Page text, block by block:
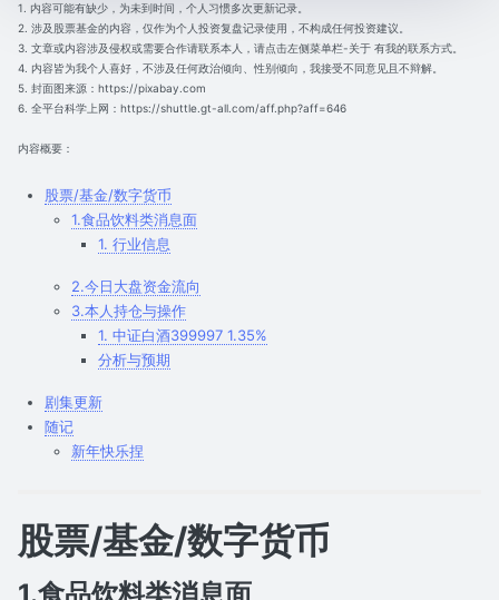
1. 内容可能有缺少，为未到时间，个人习惯多次更新记录。
2. 涉及股票基金的内容，仅作为个人投资复盘记录使用，不构成任何投资建议。
3. 文章或内容涉及侵权或需要合作请联系本人，请点击左侧菜单栏-关于 有我的联系方式。
4. 内容皆为我个人喜好，不涉及任何政治倾向、性别倾向，我接受不同意见且不辩解。
5. 封面图来源：https://pixabay.com
6. 全平台科学上网：https://shuttle.gt-all.com/aff.php?aff=646
内容概要：
股票/基金/数字货币
1.食品饮料类消息面
1. 行业信息
2.今日大盘资金流向
3.本人持仓与操作
1. 中证白酒399997 1.35%
分析与预期
剧集更新
随记
新年快乐捏
股票/基金/数字货币